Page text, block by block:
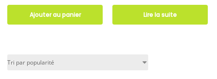
Ajouter au panier Lire la suite